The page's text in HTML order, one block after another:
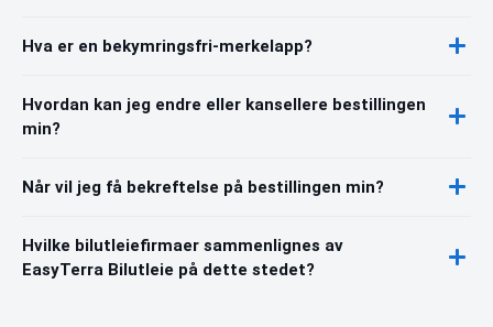
Hva er en bekymringsfri-merkelapp?
Hvordan kan jeg endre eller kansellere bestillingen
min?
Når vil jeg få bekreftelse på bestillingen min?
Hvilke bilutleiefirmaer sammenlignes av
EasyTerra Bilutleie på dette stedet?